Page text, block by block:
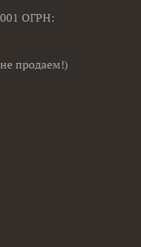
ОГРН:
продаем!)